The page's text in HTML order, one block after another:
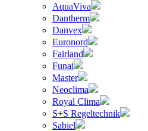
AquaViva
Dantherm
Danvex
Euronord
Fairland
Funai
Master
Neoclima
Royal Clima
S+S Regeltechnik
Sabiel